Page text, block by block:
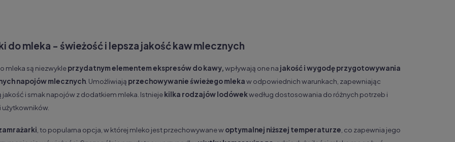
do mleka - świeżość i lepsza jakość kaw mlecznych
mleka są niezwykleprzydatnym elementem ekspresów do kawy,wpływają one na jakość i wygodę przygotowywania
napojów mlecznych . Umożliwiają przechowywanie świeżego mlekaw odpowiednich warunkach, zapewniając
jakość i smak napojów z dodatkiem mleka. Istniejekilka rodzajów lodówekwedług dostosowania do różnych potrzeb i
użytkowników.
, to popularna opcja, w której mleko jest przechowywane woptymalnej niższej temperaturze , co zapewnia jego